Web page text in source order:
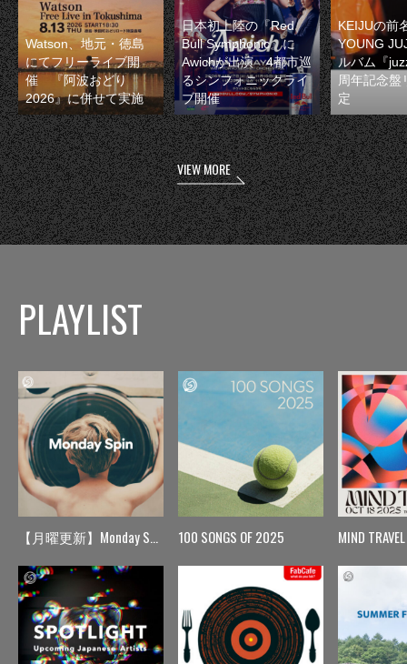
Watson、地元・徳島
にてフリーライブ開
催 『阿波おどり
2026』に併せて実施
日本初上陸の『Red
Bull Symphonic』に
Awichが出演 4都市巡
るシンフォニックライ
ブ開催
KEIJUの前
YOUNG
ルバム『
周年記念盤
定
VIEW MORE
PLAYLIST
【月曜更新】Monday Spin 100 SONGS OF 2025 MIND TRAVEL